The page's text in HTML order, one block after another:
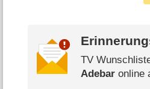
TV
Adebaronline